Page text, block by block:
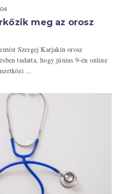
meg az orosz
Szergej Karjakin orosz
tudatta, hogy június 9-én online
...